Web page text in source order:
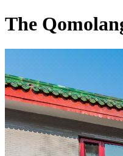
The